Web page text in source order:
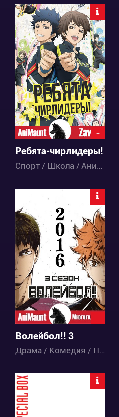
14864
2 20
+
Ребята-чирлидеры!
Спорт / Школа / Аниме
47611
14 105
+
Волейбол!! 3
Драма / Комедия / Повседневность / Спорт / Сёнэн / Школа / Аниме